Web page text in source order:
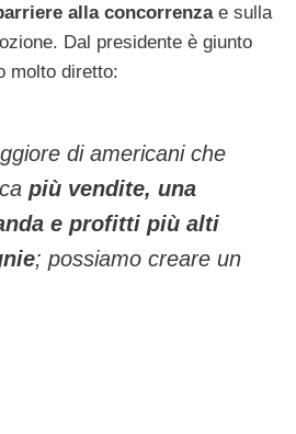
alla concorrenzae sulla
Dal presidente è giunto
molto diretto:
di americani che
più vendite, una
e profitti più alti
; possiamo creare un